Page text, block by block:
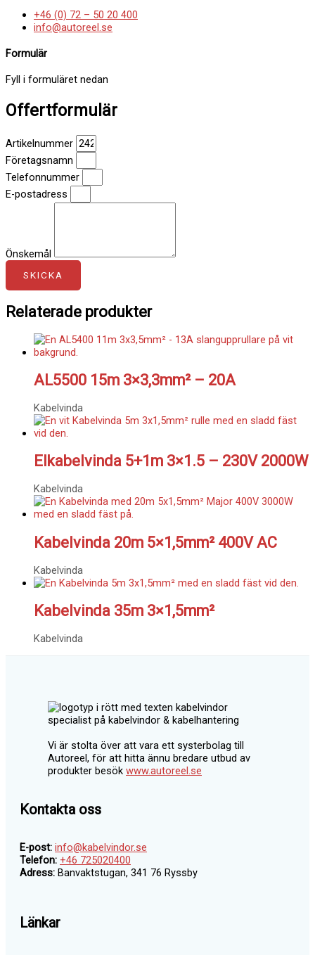
+46 (0) 72 – 50 20 400
info@autoreel.se
Formulär
Fyll i formuläret nedan
Offertformulär
Artikelnummer
Företagsnamn
Telefonnummer
E-postadress
Önskemål
SKICKA
Relaterade produkter
AL5500 15m 3×3,3mm² – 20A
Kabelvinda
Elkabelvinda 5+1m 3×1.5 – 230V 2000W
Kabelvinda
Kabelvinda 20m 5×1,5mm² 400V AC
Kabelvinda
Kabelvinda 35m 3×1,5mm²
Kabelvinda
Vi är stolta över att vara ett systerbolag till
Autoreel, för att hitta ännu bredare utbud av
produkter besök www.autoreel.se
Kontakta oss
E-post: info@kabelvindor.se
Telefon: +46 725020400
Adress: Banvaktstugan, 341 76 Ryssby
Länkar